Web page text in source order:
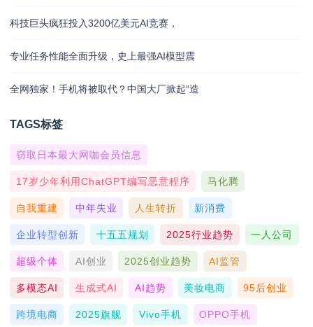
科技巨头疯狂投入3200亿美元AI竞赛，
专业任务性能全面升级，史上最强AI模型震
全网独家！手机将被取代？中国大厂掀起“造
TAGS标签
窃取日本最大网咖会员信息
17岁少年利用ChatGPT编写恶意程序 马化腾
自我重建 中年失业 人生转折 新消费
企业转型创新 十五五规划 2025行业趋势 一人公司
超级个体 AI创业 2025创业趋势 AI监管
多模态AI 生成式AI AI趋势 美妆电商 95后创业
跨境电商 2025旗舰 Vivo手机 OPPO手机